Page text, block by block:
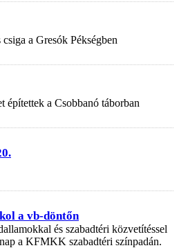
a Gresók Pékségben
építettek a Csobbanó táborban
a vb-döntőn
és szabadtéri közvetítéssel
a KFMKK szabadtéri színpadán.